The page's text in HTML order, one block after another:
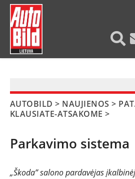
AUTOBILD > NAUJIENOS >
KLAUSIATE-ATSAKOME >
Parkavimo sistema
„Škoda” salono pardavėjas